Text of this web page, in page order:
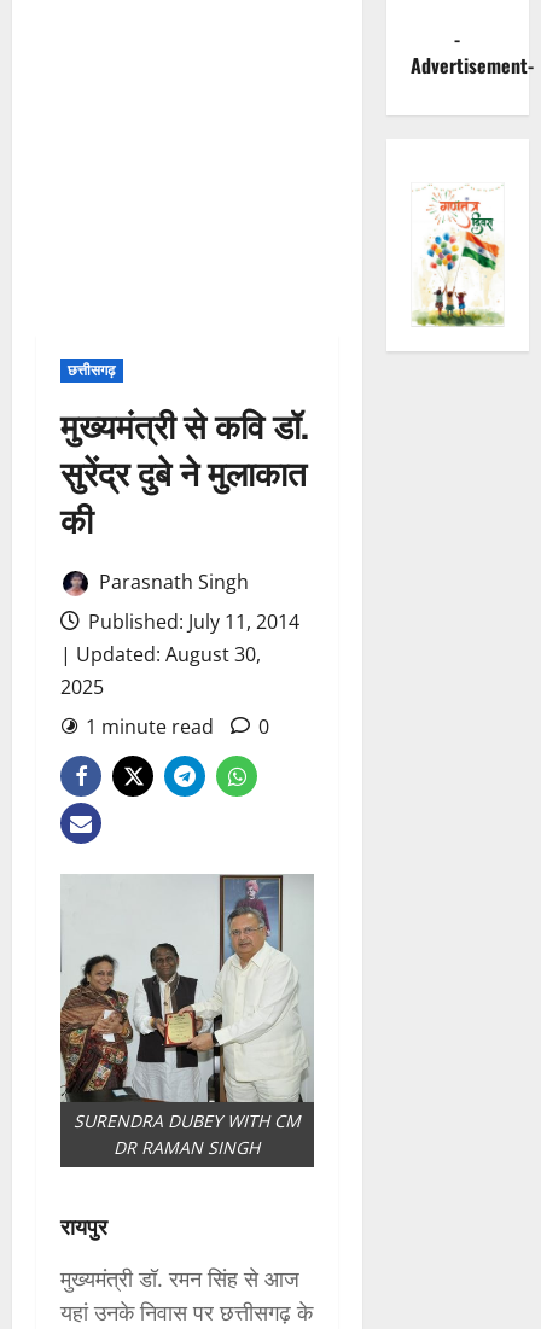
छत्तीसगढ़
मुख्यमंत्री से कवि डॉ.
सुरेंद्र दुबे ने मुलाकात
की
Parasnath Singh
Published: July 11, 2014
| Updated: August 30,
2025
1 minute read
0
SURENDRA DUBEY WITH CM
DR RAMAN SINGH
रायपुर
मुख्यमंत्री डॉ. रमन सिंह से आज
यहां उनके निवास पर छत्तीसगढ़ के
-
Advertisement-